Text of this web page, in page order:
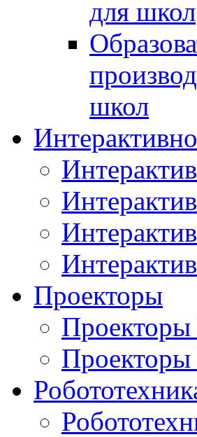
для школ
школ
Проекторы
Проекторы